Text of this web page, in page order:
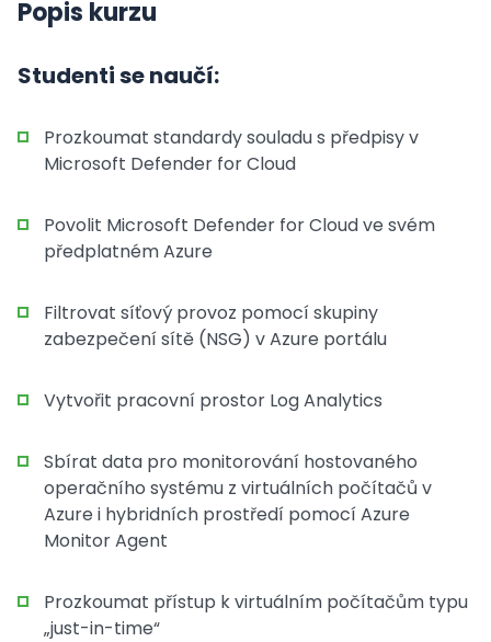
Popis kurzu
Studenti se naučí:
Prozkoumat standardy souladu s předpisy v
Microsoft Defender for Cloud
Povolit Microsoft Defender for Cloud ve svém
předplatném Azure
Filtrovat síťový provoz pomocí skupiny
zabezpečení sítě (NSG) v Azure portálu
Vytvořit pracovní prostor Log Analytics
Sbírat data pro monitorování hostovaného
operačního systému z virtuálních počítačů v
Azure i hybridních prostředí pomocí Azure
Monitor Agent
Prozkoumat přístup k virtuálním počítačům typu
„just-in-time“